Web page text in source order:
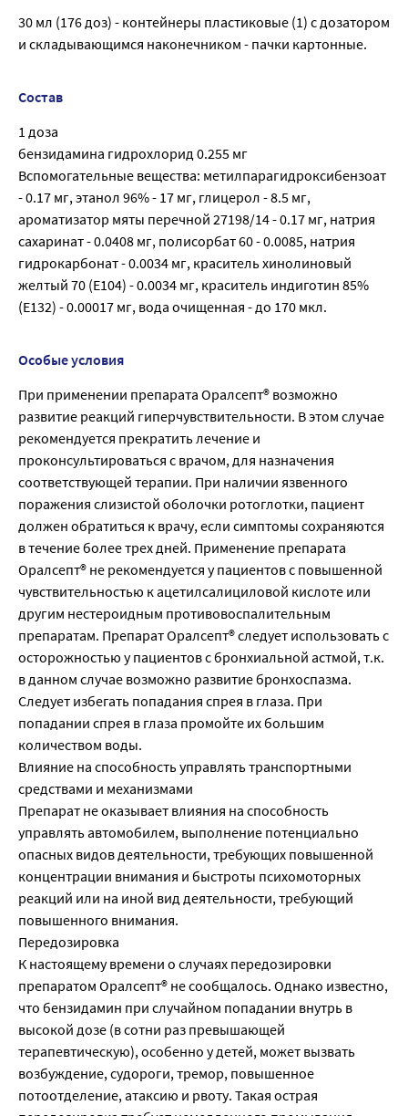
30 мл (176 доз) - контейнеры пластиковые (1) с дозатором
и складывающимся наконечником - пачки картонные.
Состав
1 доза
бензидамина гидрохлорид 0.255 мг
Вспомогательные вещества: метилпарагидроксибензоат
- 0.17 мг, этанол 96% - 17 мг, глицерол - 8.5 мг,
ароматизатор мяты перечной 27198/14 - 0.17 мг, натрия
сахаринат - 0.0408 мг, полисорбат 60 - 0.0085, натрия
гидрокарбонат - 0.0034 мг, краситель хинолиновый
желтый 70 (Е104) - 0.0034 мг, краситель индиготин 85%
(Е132) - 0.00017 мг, вода очищенная - до 170 мкл.
Особые условия
При применении препарата Оралсепт® возможно
развитие реакций гиперчувствительности. В этом случае
рекомендуется прекратить лечение и
проконсультироваться с врачом, для назначения
соответствующей терапии. При наличии язвенного
поражения слизистой оболочки ротоглотки, пациент
должен обратиться к врачу, если симптомы сохраняются
в течение более трех дней. Применение препарата
Оралсепт® не рекомендуется у пациентов с повышенной
чувствительностью к ацетилсалициловой кислоте или
другим нестероидным противовоспалительным
препаратам. Препарат Оралсепт® следует использовать с
осторожностью у пациентов с бронхиальной астмой, т.к.
в данном случае возможно развитие бронхоспазма.
Следует избегать попадания спрея в глаза. При
попадании спрея в глаза промойте их большим
количеством воды.
Влияние на способность управлять транспортными
средствами и механизмами
Препарат не оказывает влияния на способность
управлять автомобилем, выполнение потенциально
опасных видов деятельности, требующих повышенной
концентрации внимания и быстроты психомоторных
реакций или на иной вид деятельности, требующий
повышенного внимания.
Передозировка
К настоящему времени о случаях передозировки
препаратом Оралсепт® не сообщалось. Однако известно,
что бензидамин при случайном попадании внутрь в
высокой дозе (в сотни раз превышающей
терапевтическую), особенно у детей, может вызвать
возбуждение, судороги, тремор, повышенное
потоотделение, атаксию и рвоту. Такая острая